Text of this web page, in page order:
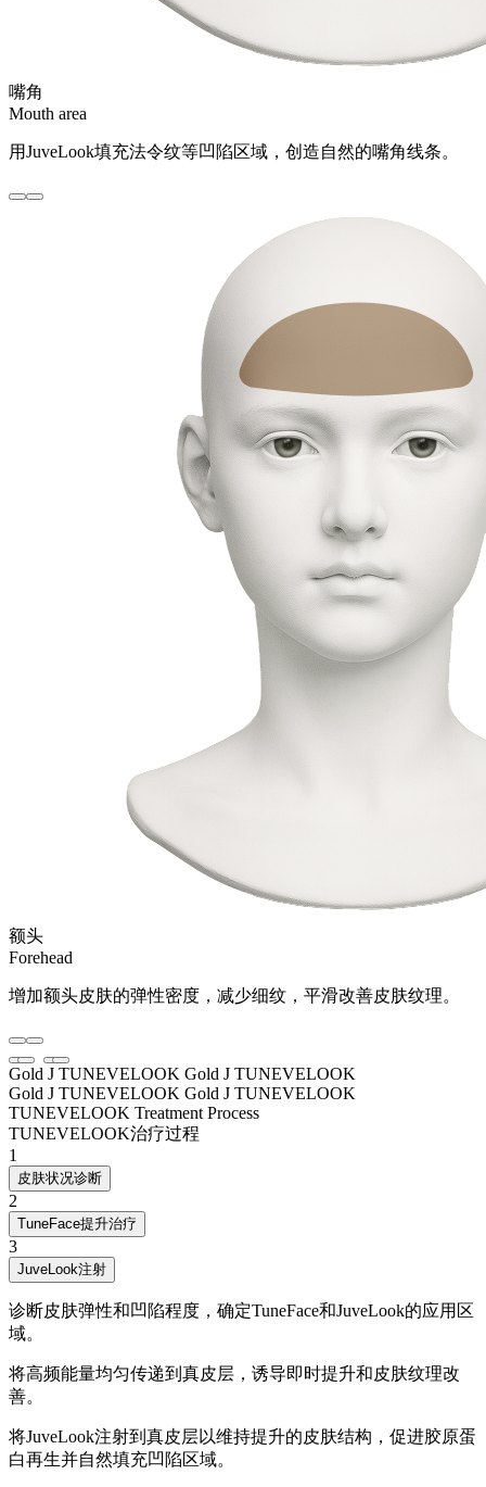
嘴角
Mouth area
用JuveLook填充法令纹等凹陷区域，创造自然的嘴角线条。
额头
Forehead
增加额头皮肤的弹性密度，减少细纹，平滑改善皮肤纹理。
Gold J TUNEVELOOK Gold J TUNEVELOOK
Gold J TUNEVELOOK Gold J TUNEVELOOK
TUNEVELOOK Treatment Process
TUNEVELOOK治疗过程
1
皮肤状况诊断
2
TuneFace提升治疗
3
JuveLook注射
诊断皮肤弹性和凹陷程度，确定TuneFace和JuveLook的应用区
域。
将高频能量均匀传递到真皮层，诱导即时提升和皮肤纹理改
善。
将JuveLook注射到真皮层以维持提升的皮肤结构，促进胶原蛋
白再生并自然填充凹陷区域。